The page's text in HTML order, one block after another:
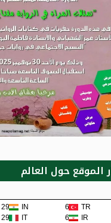
الموقع حول العالم
291 IN 65 TR
290 IT 62 IR